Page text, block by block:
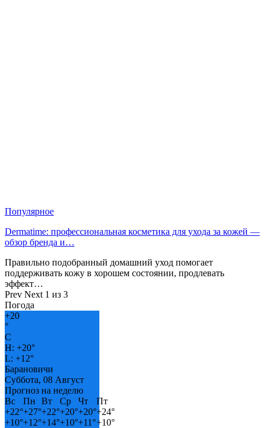
Популярное
Dermatime: профессиональная косметика для ухода за кожей —
обзор бренда и…
Правильно подобранный домашний уход помогает
поддерживать кожу в хорошем состоянии, продлевать
эффект…
Prev Next 1 из 3
Погода
+20
°
C
H: +20°
L: +12°
Барановичи
Суббота, 08 Август
Прогноз на неделю
Вс
Пн Вт Ср Чт
Пт
+22°+27°+22°+20°+20°+24°
+10°+12°+14°+10°+11°+10°